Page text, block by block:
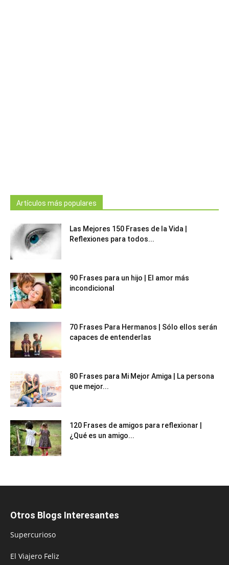
Artículos más populares
Las Mejores 150 Frases de la Vida |
Reflexiones para todos...
90 Frases para un hijo | El amor más
incondicional
70 Frases Para Hermanos | Sólo ellos serán
capaces de entenderlas
80 Frases para Mi Mejor Amiga | La persona
que mejor...
120 Frases de amigos para reflexionar |
¿Qué es un amigo...
Otros Blogs Interesantes
Supercurioso
El Viajero Feliz